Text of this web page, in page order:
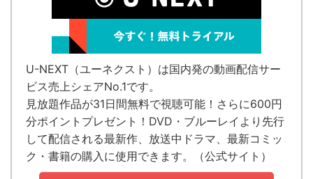
U-NEXT（ユーネクスト） は国内発の動画配信サー
ビス売上シェアNo.1です。
見放題作品が31日間無料で視聴可能！ さらに600円
分ポイントプレゼント！DVD・ブルーレイより先行
して配信される最新作、放送中ドラマ、最新コミッ
ク・書籍の購入に使用できます。（公式サイト ）